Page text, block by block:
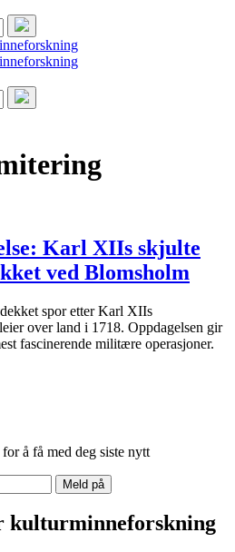
Søk
Søk
Karl XIIs skjulte
ved Blomsholm
spor etter Karl XIIs
over land i 1718. Oppdagelsen gir
fascinerende militære operasjoner.
å få med deg siste nytt
kulturminneforskning